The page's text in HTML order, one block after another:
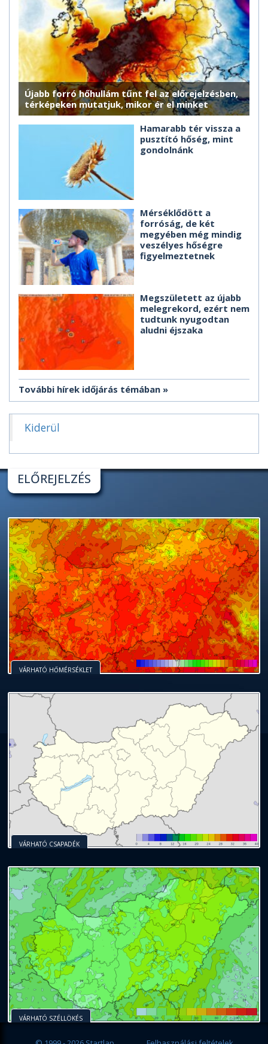
Újabb forró hőhullám tűnt fel az előrejelzésben,
térképeken mutatjuk, mikor ér el minket
Hamarabb tér vissza a
pusztító hőség, mint
gondolnánk
Mérséklődött a
forróság, de két
megyében még mindig
veszélyes hőségre
figyelmeztetnek
Megszületett az újabb
melegrekord, ezért nem
tudtunk nyugodtan
aludni éjszaka
További hírek időjárás témában
Kiderül
ELŐREJELZÉS
VÁRHATÓ HŐMÉRSÉKLET
VÁRHATÓ CSAPADÉK
VÁRHATÓ SZÉLLÖKÉS